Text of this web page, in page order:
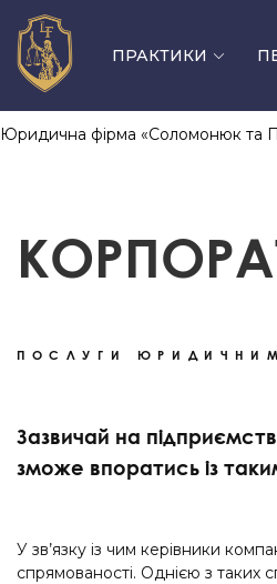
ПРАКТИКИ
Кримінальне право
Військове право
Земельне право та
Сімейне право
Спадкове право
Інтелектуальна
Юридична фірма «Соломонюк та
ПОСЛУГИ
Зазвичай на
зможе впоратись із
У зв’язку із чим керівники
спрямованості. Однією з таких